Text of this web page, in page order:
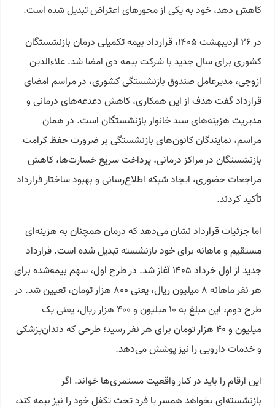
کاهش دهد، خود به یکی از محورهای اعتراض تبدیل شده است.
در ۲۶ اردیبهشت ۱۴۰۵، قرارداد بیمه تکمیلی درمان بازنشستگان
کشوری برای سال جدید با شرکت بیمه دی امضا شد. علاءالدین
ازوجی، مدیرعامل صندوق بازنشستگی کشوری، در مراسم امضای
قرارداد گفت هدف از این همکاری، کاهش دغدغه‌های درمانی و
مدیریت هزینه‌های سبد خانوار بازنشستگان است. در همان
مراسم، نمایندگان کانون‌های بازنشستگی بر ضرورت حفظ کرامت
بازنشستگان در مراکز درمانی، پرداخت سریع خسارت‌ها، کاهش
مراجعات حضوری، ایجاد شبکه اطلاع‌رسانی و بهبود ساختار قرارداد
تأکید کردند.
اما جزئیات قرارداد نشان می‌دهد که درمان همچنان به هزینه‌ای
مستقیم و ماهانه برای خود بازنشسته تبدیل شده است. قرارداد
جدید از اول خرداد ۱۴۰۵ آغاز شد. در طرح اول، سهم بیمه‌شده برای
هر نفر ماهانه ۸ میلیون ریال، یعنی ۸۰۰ هزار تومان، تعیین شد. در
طرح دوم، این مبلغ به ۱۰ میلیون و ۴۰۰ هزار ریال، یعنی یک
میلیون و ۴۰ هزار تومان برای هر نفر رسید؛ طرحی که دندان‌پزشکی
و خدمات دارویی را نیز پوشش می‌دهد.
این ارقام را باید در کنار واقعیت مستمری‌ها خواند. اگر
بازنشسته‌ای بخواهد همسر یا فرد تحت تکفل خود را نیز بیمه کند،